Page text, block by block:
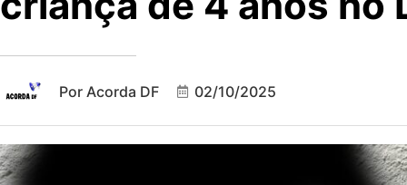
Por Acorda DF 02/10/2025